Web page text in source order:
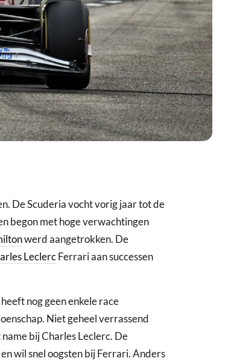
De Scuderia vocht vorig jaar tot de
begon met hoge verwachtingen
werd aangetrokken. De
LeclercFerrari aan successen
nog geen enkele race
Niet geheel verrassend
bij Charles Leclerc. De
wil snel oogsten bij Ferrari. Anders